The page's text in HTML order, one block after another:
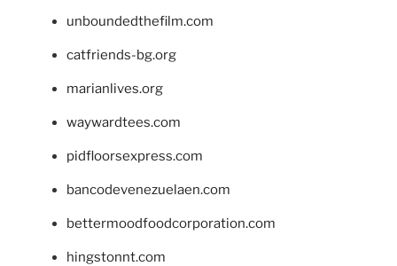
unboundedthefilm.com
catfriends-bg.org
marianlives.org
waywardtees.com
pidfloorsexpress.com
bancodevenezuelaen.com
bettermoodfoodcorporation.com
hingstonnt.com